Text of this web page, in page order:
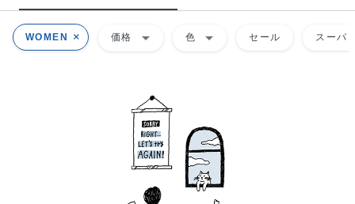
WOMEN 価格 arrow_drop_down 色 arrow_drop_down セール スーパ